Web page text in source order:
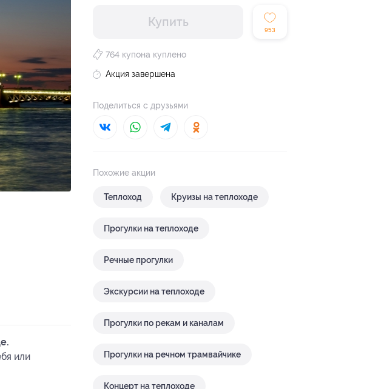
Купить
953
764 купона куплено
Акция завершена
Поделиться с друзьями
Похожие акции
Теплоход Круизы на теплоходе
Прогулки на теплоходе
Речные прогулки
Экскурсии на теплоходе
Прогулки по рекам и каналам
Прогулки на речном трамвайчике
Концерт на теплоходе
или